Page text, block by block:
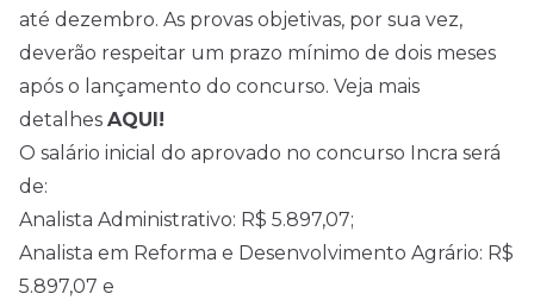
até dezembro. As provas objetivas, por sua vez,
deverão respeitar um prazo mínimo de dois meses
após o lançamento do concurso. Veja mais
detalhes AQUI!
O salário inicial do aprovado no concurso Incra será
de:
Analista Administrativo: R$ 5.897,07;
Analista em Reforma e Desenvolvimento Agrário: R$
5.897,07 e